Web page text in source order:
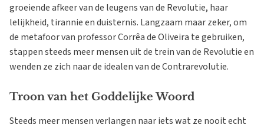
groeiende afkeer van de leugens van de Revolutie, haar
lelijkheid, tirannie en duisternis. Langzaam maar zeker, om
de metafoor van professor Corrêa de Oliveira te gebruiken,
stappen steeds meer mensen uit de trein van de Revolutie en
wenden ze zich naar de idealen van de Contrarevolutie.
Troon van het Goddelijke Woord
Steeds meer mensen verlangen naar iets wat ze nooit echt